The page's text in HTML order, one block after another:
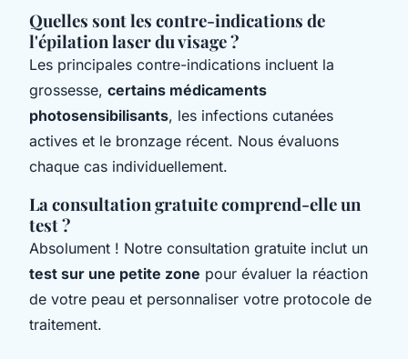
Quelles sont les contre-indications de
l'épilation laser du visage ?
Les principales contre-indications incluent la
grossesse, certains médicaments
photosensibilisants, les infections cutanées
actives et le bronzage récent. Nous évaluons
chaque cas individuellement.
La consultation gratuite comprend-elle un
test ?
Absolument ! Notre consultation gratuite inclut un
test sur une petite zone pour évaluer la réaction
de votre peau et personnaliser votre protocole de
traitement.